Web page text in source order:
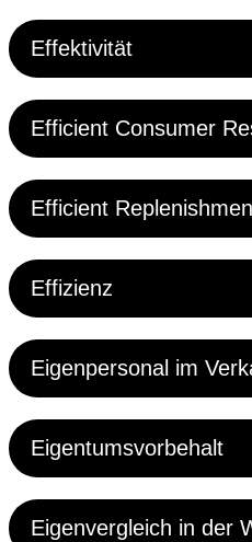
Effektivität
Efficient Consumer
Efficient
Effizienz
Eigenpersonal im
Eigentumsvorbehalt
Eigenvergleich in der